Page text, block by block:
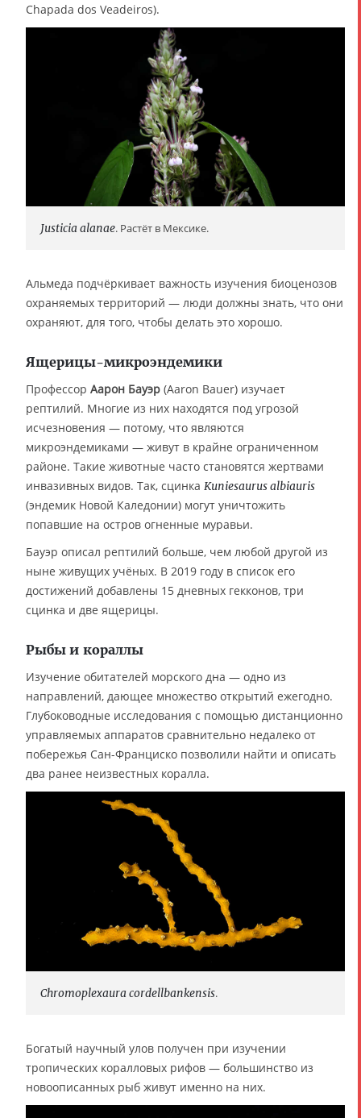
Chapada dos Veadeiros).
Justicia alanae. Растёт в Мексике.
Альмеда подчёркивает важность изучения биоценозов
охраняемых территорий — люди должны знать, что они
охраняют, для того, чтобы делать это хорошо.
Ящерицы-микроэндемики
Профессор Аарон Бауэр (Aaron Bauer) изучает
рептилий. Многие из них находятся под угрозой
исчезновения — потому, что являются
микроэндемиками — живут в крайне ограниченном
районе. Такие животные часто становятся жертвами
инвазивных видов. Так, сцинка Kuniesaurus albiauris
(эндемик Новой Каледонии) могут уничтожить
попавшие на остров огненные муравьи.
Бауэр описал рептилий больше, чем любой другой из
ныне живущих учёных. В 2019 году в список его
достижений добавлены 15 дневных гекконов, три
сцинка и две ящерицы.
Рыбы и кораллы
Изучение обитателей морского дна — одно из
направлений, дающее множество открытий ежегодно.
Глубоководные исследования с помощью дистанционно
управляемых аппаратов сравнительно недалеко от
побережья Сан-Франциско позволили найти и описать
два ранее неизвестных коралла.
Chromoplexaura cordellbankensis.
Богатый научный улов получен при изучении
тропических коралловых рифов — большинство из
новоописанных рыб живут именно на них.